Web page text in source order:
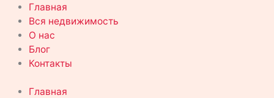
Главная
Вся недвижимость
О нас
Блог
Контакты
Главная